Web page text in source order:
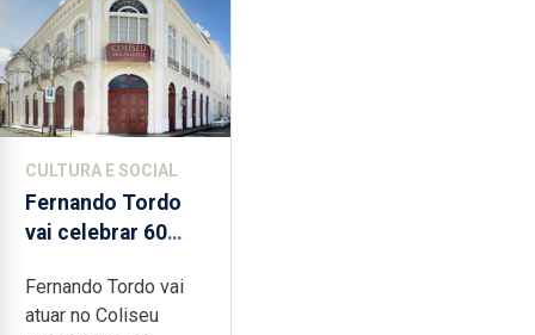
CULTURA E SOCIAL
Fernando Tordo
vai celebrar 60
no Coliseu
Micaelense
Fernando Tordo vai
atuar no Coliseu